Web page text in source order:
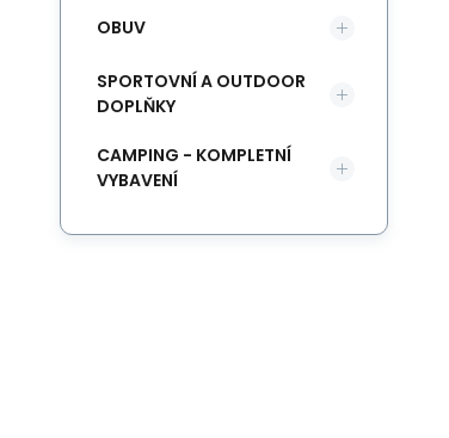
OBUV
SPORTOVNÍ A OUTDOOR
DOPLŇKY
CAMPING - KOMPLETNÍ
VYBAVENÍ